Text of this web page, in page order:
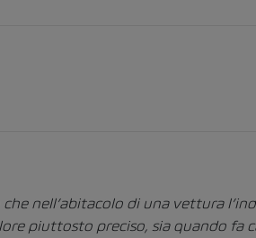
nell’abitacolo di una vettura
piuttosto preciso, sia quando fa